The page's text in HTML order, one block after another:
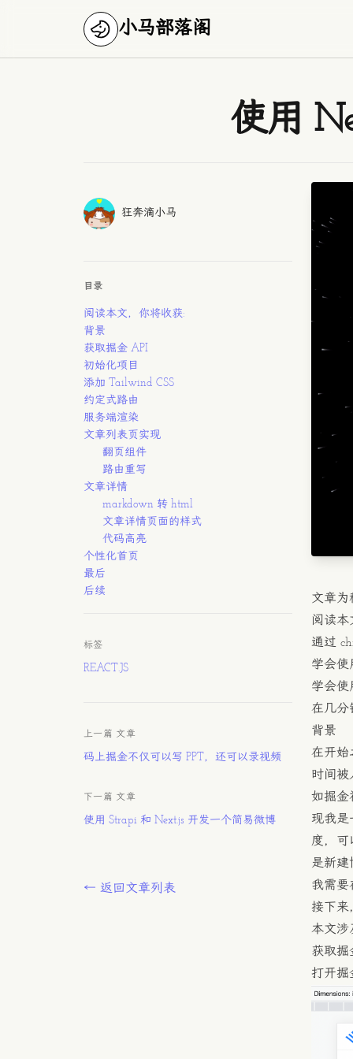
小马部落阁
使用
Authors作者
狂奔滴小马
目录
阅读本文，你将收获:
背景
获取掘金 API
初始化项目
添加 Tailwind CSS
约定式路由
服务端渲染
文章列表页实现
翻页组件
路由重写
文章详情
markdown 转 html
文章详情页面的样式
代码高亮
个性化首页
最后
后续
文章为
阅读本
通过
学会使
学会使
在几分
背景
在开始
时间被
如掘金
现我是
度，可
是新
我需要
接下来
本文涉
获取掘
打开掘
标签
REACT.JS
上一篇 文章
码上掘金不仅可以写 PPT，还可以录视频
下一篇 文章
使用 Strapi 和 Next.js 开发一个简易微博
← 返回文章列表